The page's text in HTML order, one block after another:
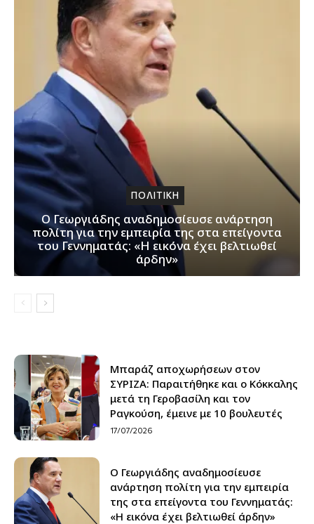
ΠΟΛΙΤΙΚΗ
Ο Γεωργιάδης αναδημοσίευσε ανάρτηση
πολίτη για την εμπειρία της στα επείγοντα
του Γεννηματάς: «Η εικόνα έχει βελτιωθεί
άρδην»
Μπαράζ αποχωρήσεων στον
ΣΥΡΙΖΑ: Παραιτήθηκε και ο Κόκκαλης
μετά τη Γεροβασίλη και τον
Ραγκούση, έμεινε με 10 βουλευτές
17/07/2026
Ο Γεωργιάδης αναδημοσίευσε
ανάρτηση πολίτη για την εμπειρία
της στα επείγοντα του Γεννηματάς:
«Η εικόνα έχει βελτιωθεί άρδην»